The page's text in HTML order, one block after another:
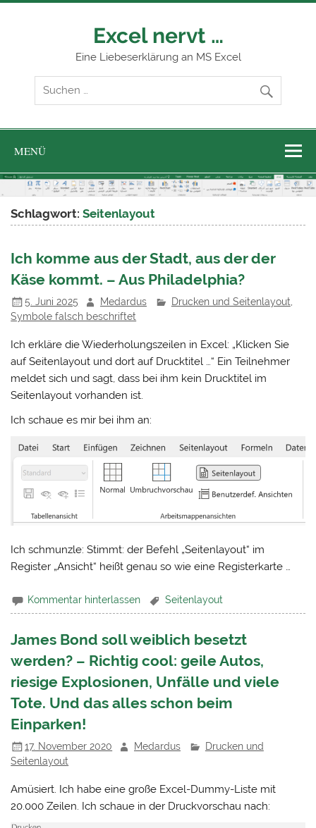
Zum
Excel nervt …
Eine Liebeserklärung an MS Excel
MENÜ
Schlagwort:Seitenlayout
Ich komme aus der Stadt, aus der der
Käse kommt. – Aus Philadelphia?
5. Juni 2025 Medardus Drucken und Seitenlayout
Symbole falsch beschriftet
Ich erkläre die Wiederholungszeilen in Excel: „Klicken Sie
auf Seitenlayout und dort auf Drucktitel …“ Ein Teilnehmer
meldet sich und sagt, dass bei ihm kein Drucktitel im
Seitenlayout vorhanden ist.
Ich schaue es mir bei ihm an:
Ich schmunzle: Stimmt: der Befehl „Seitenlayout“ im
Register „Ansicht“ heißt genau so wie eine Registerkarte …
Kommentar hinterlassen Seitenlayout
James Bond soll weiblich besetzt
werden? – Richtig cool: geile Autos,
riesige Explosionen, Unfälle und viele
Tote. Und das alles schon beim
Einparken!
17. November 2020 Medardus
Drucken und
Seitenlayout
Amüsiert. Ich habe eine große Excel-Dummy-Liste mit
20.000 Zeilen. Ich schaue in der Druckvorschau nach: